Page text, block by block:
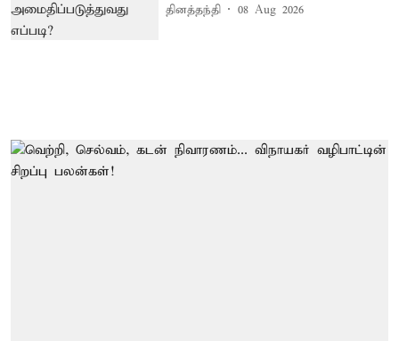
தினத்தந்தி 08 Aug 2026